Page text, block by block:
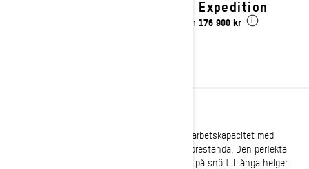
2027 Expedition
Pris från 176 900 kr i
Ski-Doos sport-arbetsskotrar kombinerar stor arbetskapacitet med
funktioner som ger både högsta komfort och prestanda. Den perfekta
lösningen för att förvandla de tuffaste jobben på snö till långa helger.